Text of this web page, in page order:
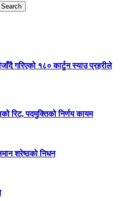
गरिएको १८० कार्टुन स्याउ प्रहरीले
रिट, पदमुक्तिको निर्णय कायम
श्रेष्ठको निधन